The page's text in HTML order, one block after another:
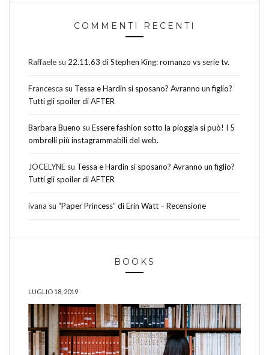
COMMENTI RECENTI
Raffaele su 22.11.63 di Stephen King: romanzo vs serie tv.
Francesca su Tessa e Hardin si sposano? Avranno un figlio?
Tutti gli spoiler di AFTER
Barbara Bueno su Essere fashion sotto la pioggia si può! I 5
ombrelli più instagrammabili del web.
JOCELYNE su Tessa e Hardin si sposano? Avranno un figlio?
Tutti gli spoiler di AFTER
ivana su “Paper Princess” di Erin Watt – Recensione
BOOKS
LUGLIO 18, 2019